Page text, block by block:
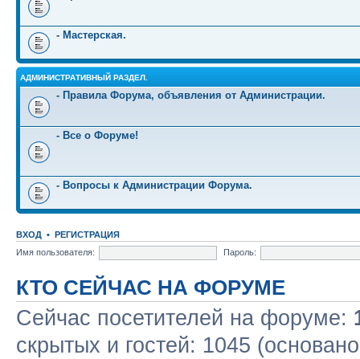
- Мастерская.
АДМИНИСТРАТИВНЫЙ РАЗДЕЛ.
- Правила Форума, объявления от Администрации.
- Все о Форуме!
- Вопросы к Администрации Форума.
ВХОД • РЕГИСТРАЦИЯ
Имя пользователя:
Пароль:
КТО СЕЙЧАС НА ФОРУМЕ
Сейчас посетителей на форуме:
скрытых и гостей: 1045